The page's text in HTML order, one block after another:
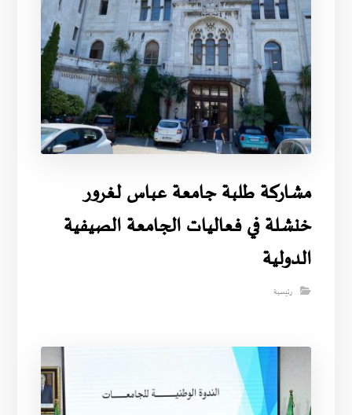
مشاركة طلبة جامعة عباس لغرور
خنشلة في فعاليات الجامعة الصيفية
الدولية
رئيسية